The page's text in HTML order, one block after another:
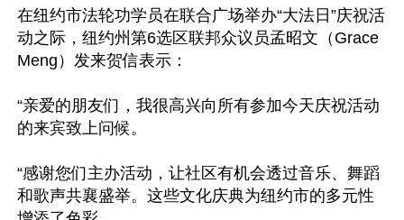
在纽约市法轮功学员在联合广场举办“大法日”庆祝活
动之际，纽约州第6选区联邦众议员孟昭文（Grace
Meng）发来贺信表示：
“亲爱的朋友们，我很高兴向所有参加今天庆祝活动
的来宾致上问候。
“感谢您们主办活动，让社区有机会透过音乐、舞蹈
和歌声共襄盛举。这些文化庆典为纽约市的多元性